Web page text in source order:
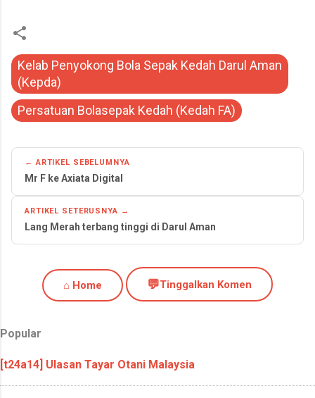
Kelab Penyokong Bola Sepak Kedah Darul Aman
(Kepda)
Persatuan Bolasepak Kedah (Kedah FA)
← ARTIKEL SEBELUMNYA
Mr F ke Axiata Digital
ARTIKEL SETERUSNYA →
Lang Merah terbang tinggi di Darul Aman
⌂ Home 💬Tinggalkan Komen
Popular
[t24a14] Ulasan Tayar Otani Malaysia